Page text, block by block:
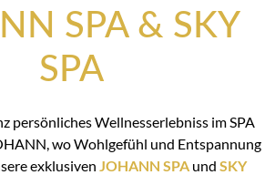
SPA & SKY
SPA
persönliches Wellnesserlebniss im SPA
wo Wohlgefühl und Entspannung
exklusiven JOHANN SPA und SKY